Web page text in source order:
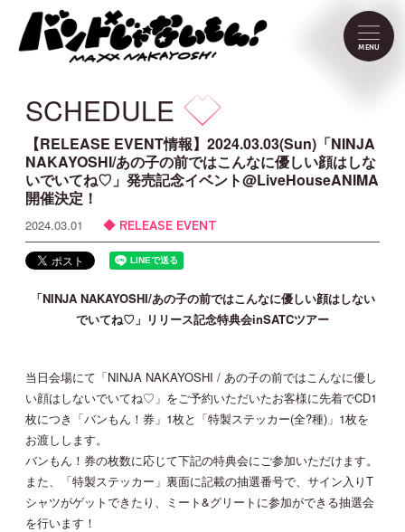
MENU
NEWS
PROFILE
VIDEO
DISCOGRAPHY
CONTACT
FC Menu
MOVIE
SCHEDULE
【RELEASE EVENT情報】2024.03.03(Sun)「NINJA
NAKAYOSHI/あの子の前ではこんなに優しい顔はしな
いでいてね♡」発売記念イベント@LiveHouseANIMA
開催決定！
2024.03.01 RELEASE EVENT
「NINJA NAKAYOSHI/あの子の前ではこんなに優しい顔はしない
でいてね♡」リリース記念特典会inSATCツアー
当日会場にて「NINJA NAKAYOSHI / あの子の前ではこんなに優し
い顔はしないでいてね♡」をご予約いただいたお客様に先着でCD1
枚につき「バンもん！券」1枚と「特製ステッカー(全?種)」1枚を
お渡しします。
バンもん！券の枚数に応じて下記の特典会にご参加いただけます。
また、「特製ステッカー」裏面に記載の抽選番号で、サイン入りT
シャツがゲットできたり、ミート&グリートに参加ができる抽選会
を行います！